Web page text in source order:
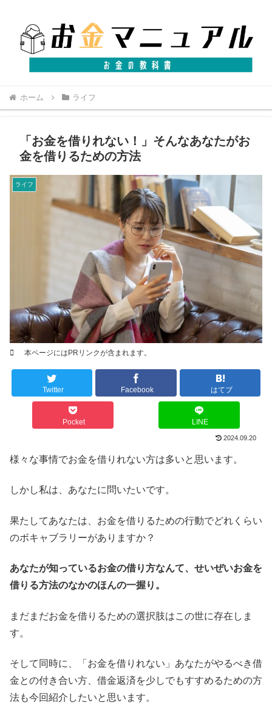
ホーム ライフ
「お金を借りれない！」そんなあなたがお
金を借りるための方法
本ページにはPRリンクが含まれます。
ライフ
Twitter Facebook はてブ
Pocket LINE
2024.09.20
様々な事情でお金を借りれない方は多いと思います。
しかし私は、あなたに問いたいです。
果たしてあなたは、お金を借りるための行動でどれくらい
のボキャブラリーがありますか？
あなたが知っているお金の借り方なんて、せいぜいお金を
借りる方法のなかのほんの一握り。
まだまだお金を借りるための選択肢はこの世に存在しま
す。
そして同時に、「お金を借りれない」あなたがやるべき借
金との付き合い方、借金返済を少しでもすすめるための方
法も今回紹介したいと思います。